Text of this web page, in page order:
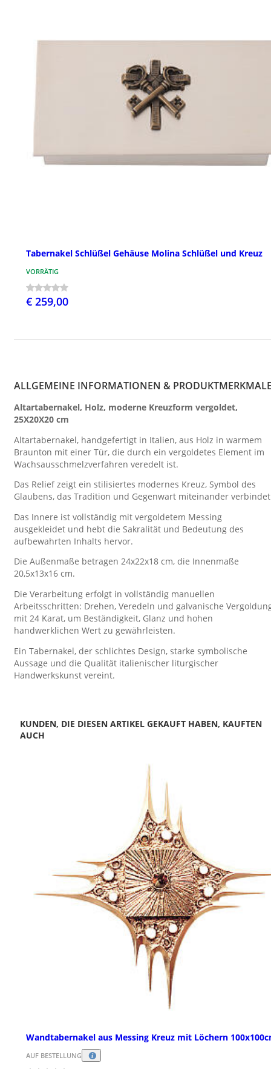
Tabernakel Schlüßel Gehäuse Molina Schlüßel und Kreuz
VORRÄTIG
€ 259,00
ALLGEMEINE INFORMATIONEN &
Altartabernakel, Holz, moderne Kreuzform vergoldet,
25X20X20 cm
Altartabernakel, handgefertigt in Italien, aus Holz in warmem
Braunton mit einer Tür, die durch ein vergoldetes Element im
Wachsausschmelzverfahren veredelt ist.
Das Relief zeigt ein stilisiertes modernes Kreuz, Symbol des
Glaubens, das Tradition und Gegenwart miteinander
Das Innere ist vollständig mit vergoldetem Messing
ausgekleidet und hebt die Sakralität und Bedeutung des
aufbewahrten Inhalts hervor.
Die Außenmaße betragen 24x22x18 cm, die Innenmaße
20,5x13x16 cm.
Die Verarbeitung erfolgt in vollständig manuellen
Arbeitsschritten: Drehen, Veredeln und galvanische
mit 24 Karat, um Beständigkeit, Glanz und hohen
handwerklichen Wert zu gewährleisten.
Ein Tabernakel, der schlichtes Design, starke symbolische
Aussage und die Qualität italienischer liturgischer
Handwerkskunst vereint.
KUNDEN, DIE DIESEN ARTIKEL GEKAUFT HABEN, KAUFTEN
AUCH
Wandtabernakel aus Messing Kreuz mit Löchern
AUF BESTELLUNG